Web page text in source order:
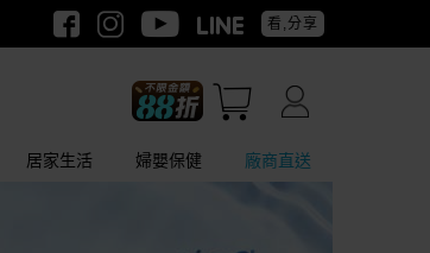
看,分享
居家生活 婦嬰保健 廠商直送